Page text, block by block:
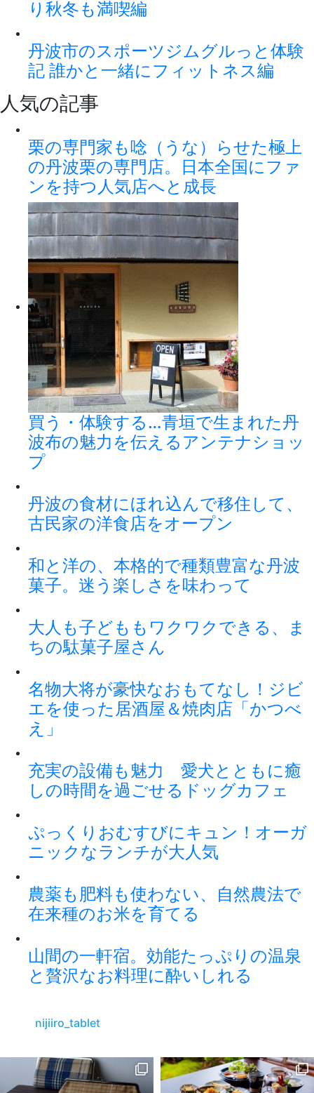
り秋冬も満喫編
丹波市のスポーツジムグルっと体験
記 誰かと一緒にフィットネス編
人気の記事
栗の専門家も唸（うな）らせた極上
の丹波栗の専門店。日本全国にファ
ンを持つ人気店へと成長
買う・体験する…青垣で生まれた丹
波布の魅力を伝えるアンテナショッ
プ
丹波の食材にほれ込んで移住して、
古民家の洋食店をオープン
和と洋の、本格的で種類豊富な丹波
菓子。迷う楽しさを味わって
大人も子どももワクワクできる、ま
ちの駄菓子屋さん
名物大将が豪快なおもてなし！ジビ
エを使った居酒屋＆焼肉店「かつべ
え」
充実の設備も魅力 愛犬とともに癒
しの時間を過ごせるドッグカフェ
ぷっくりおむすびにキュン！オーガ
ニックなランチが大人気
農薬も肥料も使わない、自然農法で
在来種のお米を育てる
山間の一軒宿。効能たっぷりの温泉
と贅沢なお料理に酔いしれる
nijiiro_tablet